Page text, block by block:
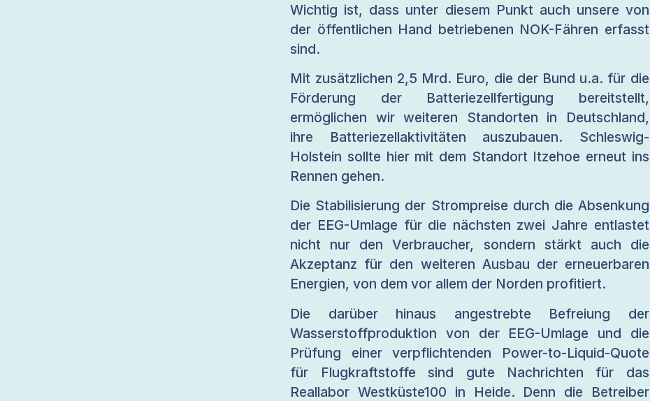
Wichtig ist, dass unter diesem Punkt auch unsere von
der öffentlichen Hand betriebenen NOK-Fähren erfasst
sind.
Mit zusätzlichen 2,5 Mrd. Euro, die der Bund u.a. für die
Förderung der Batteriezellfertigung bereitstellt,
ermöglichen wir weiteren Standorten in Deutschland,
ihre Batteriezellaktivitäten auszubauen. Schleswig-
Holstein sollte hier mit dem Standort Itzehoe erneut ins
Rennen gehen.
Die Stabilisierung der Strompreise durch die Absenkung
der EEG-Umlage für die nächsten zwei Jahre entlastet
nicht nur den Verbraucher, sondern stärkt auch die
Akzeptanz für den weiteren Ausbau der erneuerbaren
Energien, von dem vor allem der Norden profitiert.
Die darüber hinaus angestrebte Befreiung der
Wasserstoffproduktion von der EEG-Umlage und die
Prüfung einer verpflichtenden Power-to-Liquid-Quote
für Flugkraftstoffe sind gute Nachrichten für das
Reallabor Westküste100 in Heide. Denn die Betreiber